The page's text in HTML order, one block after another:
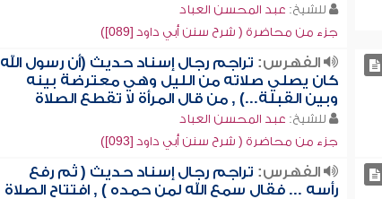
للشيخ: عبد المحسن العباد
جزء من محاضرة ( شرح سنن أبي داود [089])
الفهرس: تراجم رجال إسناد حديث (أن رسول الله
كان يصلي صلاته من الليل وهي معترضة بينه
وبين القبلة...) , من قال المرأة لا تقطع الصلاة
للشيخ: عبد المحسن العباد
جزء من محاضرة ( شرح سنن أبي داود [093])
الفهرس: تراجم رجال إسناد حديث ( ثم رفع
رأسه ... فقال سمع الله لمن حمده ) , افتتاح الصلاة